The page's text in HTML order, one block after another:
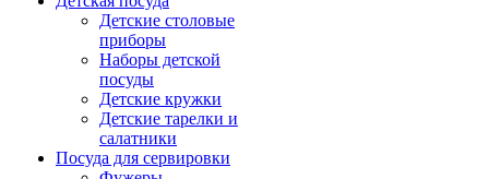
Детские столовые
приборы
Наборы детской
посуды
Детские кружки
Детские тарелки и
салатники
Посуда для сервировки